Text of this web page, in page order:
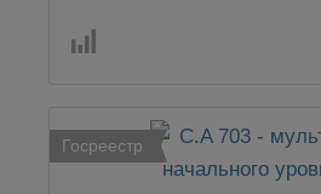
Госреестр